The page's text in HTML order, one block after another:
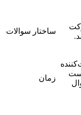
ساختار سوالات
سوال
زمان